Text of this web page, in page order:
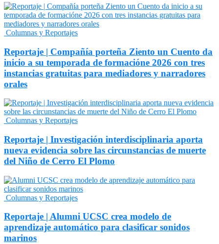
Columnas y Reportajes
Reportaje | Compañía porteña Ziento un Cuento da
inicio a su temporada de formacióne 2026 con tres
instancias gratuitas para mediadores y narradores
orales
Columnas y Reportajes
Reportaje | Investigación interdisciplinaria aporta
nueva evidencia sobre las circunstancias de muerte
del Niño de Cerro El Plomo
Columnas y Reportajes
Reportaje | Alumni UCSC crea modelo de
aprendizaje automático para clasificar sonidos
marinos